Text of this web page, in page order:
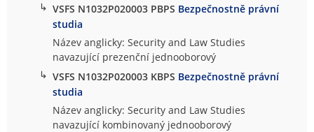
↳ VSFS N1032P020003 PBPS Bezpečnostně právní
studia
Název anglicky: Security and Law Studies
navazující prezenční jednooborový
↳ VSFS N1032P020003 KBPS Bezpečnostně právní
studia
Název anglicky: Security and Law Studies
navazující kombinovaný jednooborový